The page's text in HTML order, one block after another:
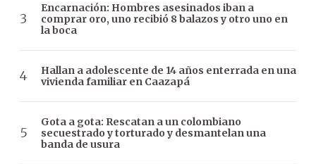
Encarnación: Hombres asesinados iban a
comprar oro, uno recibió 8 balazos y otro uno en
la boca
Hallan a adolescente de 14 años enterrada en una
vivienda familiar en Caazapá
Gota a gota: Rescatan a un colombiano
secuestrado y torturado y desmantelan una
banda de usura